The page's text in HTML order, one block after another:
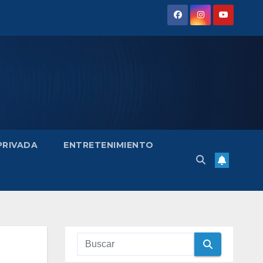
ENTRETENIMIENTO